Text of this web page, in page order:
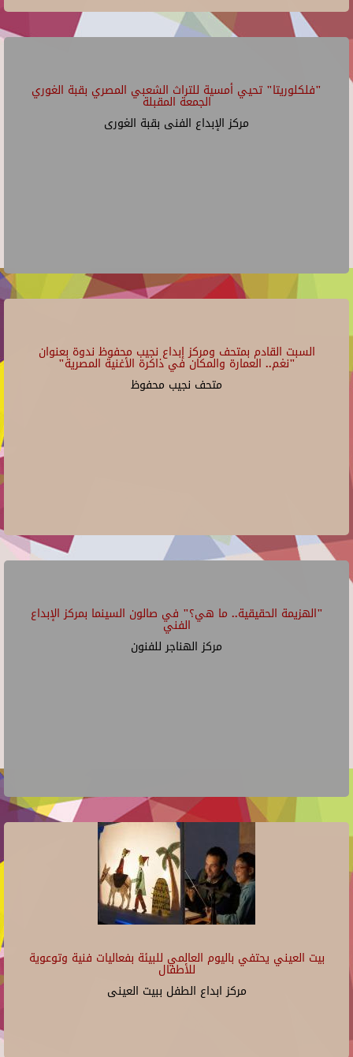
"فلكلوريتا" تحيي أمسية للتراث الشعبي المصري بقبة الغوري
الجمعة المقبلة
مركز الإبداع الفنى بقبة الغورى
السبت القادم بمتحف ومركز إبداع نجيب محفوظ ندوة بعنوان
"نغم.. العمارة والمكان في ذاكرة الأغنية المصرية"
متحف نجيب محفوظ
"الهزيمة الحقيقية.. ما هي؟" في صالون السينما بمركز الإبداع
الفني
مركز الهناجر للفنون
بيت العيني يحتفي باليوم العالمي للبيئة بفعاليات فنية وتوعوية
للأطفال
مركز ابداع الطفل ببيت العينى